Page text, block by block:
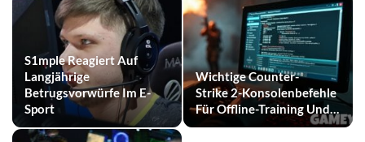
S1mple Reagiert Auf
Langjährige
Betrugsvorwürfe Im E-
Sport
Wichtige Counter-
Strike 2-Konsolenbefehle
Für Offline-Training Und…